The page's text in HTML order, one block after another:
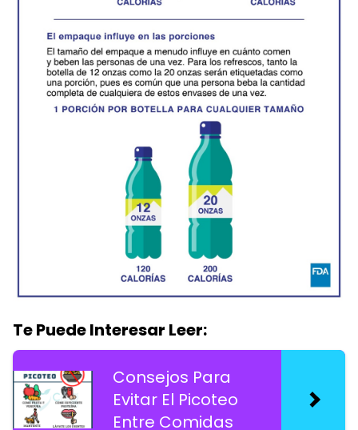
Te Puede Interesar Leer:
Consejos Para
Evitar El Picoteo
Entre Comidas